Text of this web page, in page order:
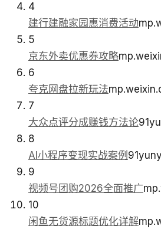
4
建行建融家园惠消费活动
5
京东外卖优惠券攻略
6
夸克网盘拉新玩法
7
大众点评分成赚钱方法论
8
AI小程序变现实战案例
9
视频号团购2026全面推广
10
闲鱼无货源标题优化详解